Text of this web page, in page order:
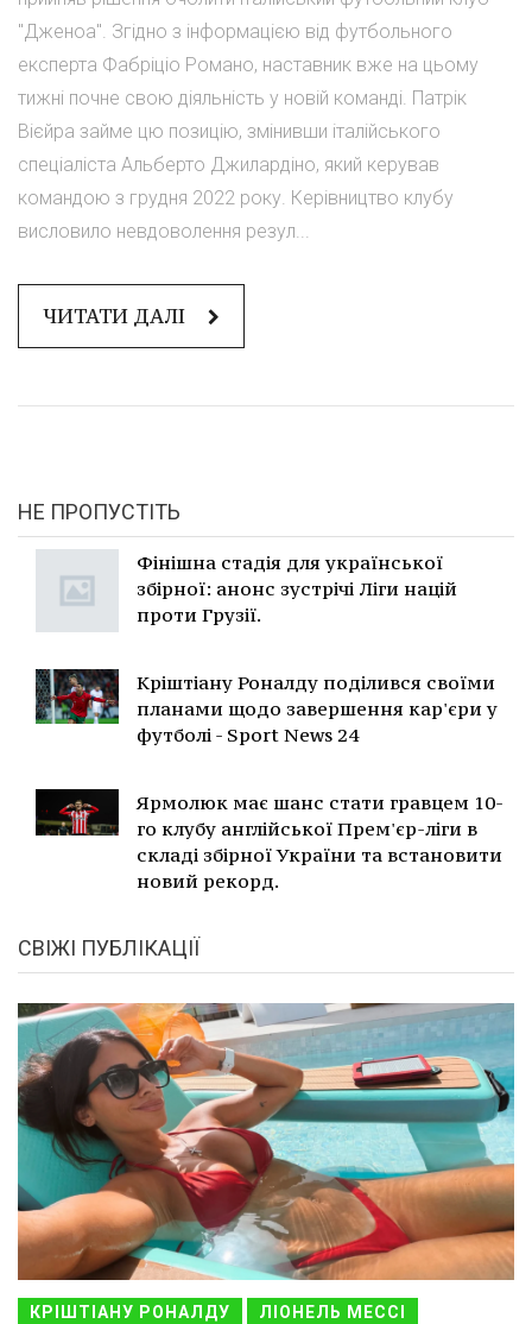
"Дженоа". Згідно з інформацією від футбольного
експерта Фабріціо Романо, наставник вже на цьому
тижні почне свою діяльність у новій команді. Патрік
Вієйра займе цю позицію, змінивши італійського
спеціаліста Альберто Джилардіно, який керував
командою з грудня 2022 року. Керівництво клубу
висловило невдоволення резул...
ЧИТАТИ ДАЛІ
НЕ ПРОПУСТІТЬ
Фінішна стадія для української
збірної: анонс зустрічі Ліги націй
проти Грузії.
Кріштіану Роналду поділився своїми
планами щодо завершення кар'єри у
футболі - Sport News 24
Ярмолюк має шанс стати гравцем 10-
го клубу англійської Прем'єр-ліги в
складі збірної України та встановити
новий рекорд.
СВІЖІ ПУБЛІКАЦІЇ
КРІШТІАНУ РОНАЛДУ ЛІОНЕЛЬ МЕССІ